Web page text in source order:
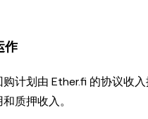
作
购计划由 Ether.fi 的协议收入
质押收入。